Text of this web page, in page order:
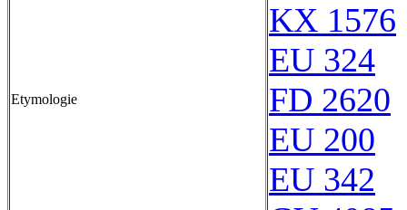
Etymologie
KX 1576
EU 324
FD 2620
EU 200
EU 342